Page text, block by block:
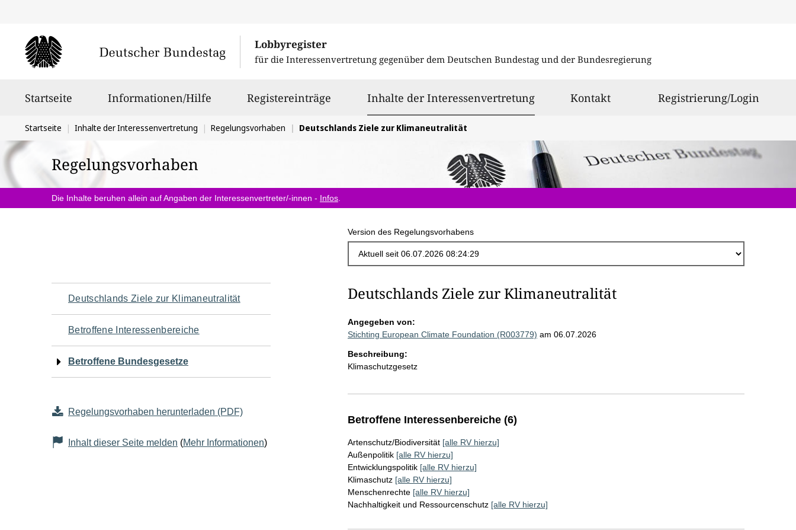
Lobbyregister
für die Interessenvertretung gegenüber dem Deutschen Bundestag und der Bundesregierung
Startseite Informationen/Hilfe Registereinträge Inhalte der Interessenvertretungausgewählt
Kontakt Registrierung/Login
Sie
befinden
sich
hier:
Startseite Inhalte der Interessenvertretung Regelungsvorhaben Deutschlands Ziele zur Klimaneutralität
Regelungsvorhaben
Die Inhalte beruhen allein auf Angaben der Interessenvertreter/-innen - Infos
Version des Regelungsvorhabens
Navigation
für
den
Seiteninhalt
Deutschlands Ziele zur Klimaneutralität
Betroffene Interessenbereiche
Betroffene Bundesgesetze
Regelungsvorhaben herunterladen (PDF)
Inhalt dieser Seite melden (Mehr Informationen)
Deutschlands Ziele zur Klimaneutralität
Angegeben von:
Stichting European Climate Foundation (R003779) am 06.07.2026
Beschreibung:
Klimaschutzgesetz
Betroffene Interessenbereiche (6)
Artenschutz/Biodiversität [alle RV hierzu]
Außenpolitik [alle RV hierzu]
Entwicklungspolitik [alle RV hierzu]
Klimaschutz [alle RV hierzu]
Menschenrechte [alle RV hierzu]
Nachhaltigkeit und Ressourcenschutz [alle RV hierzu]